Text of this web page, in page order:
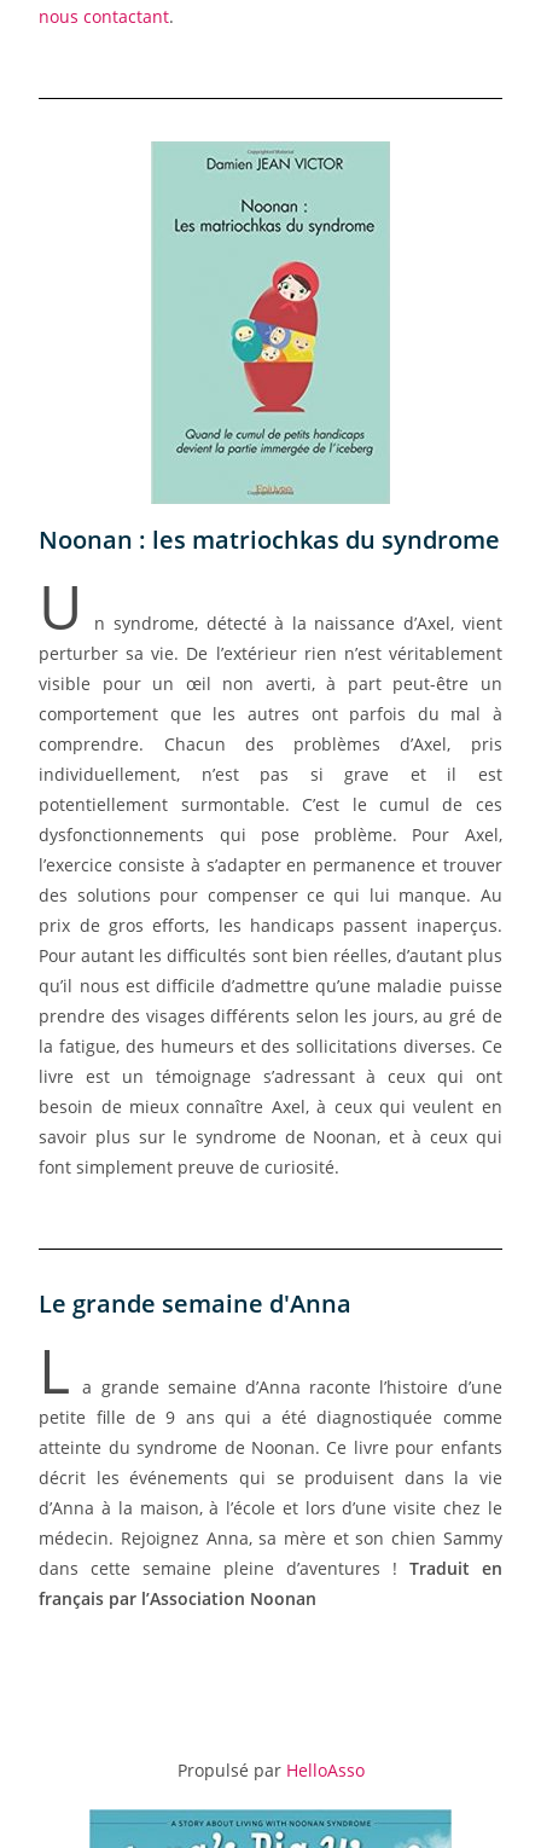
nous contactant.
Noonan : les matriochkas du syndrome
U
n syndrome, détecté à la naissance d’Axel, vient
perturber sa vie. De l’extérieur rien n’est véritablement
visible pour un œil non averti, à part peut-être un
comportement que les autres ont parfois du mal à
comprendre. Chacun des problèmes d’Axel, pris
individuellement, n’est pas si grave et il est
potentiellement surmontable. C’est le cumul de ces
dysfonctionnements qui pose problème. Pour Axel,
l’exercice consiste à s’adapter en permanence et trouver
des solutions pour compenser ce qui lui manque. Au
prix de gros efforts, les handicaps passent inaperçus.
Pour autant les difficultés sont bien réelles, d’autant plus
qu’il nous est difficile d’admettre qu’une maladie puisse
prendre des visages différents selon les jours, au gré de
la fatigue, des humeurs et des sollicitations diverses. Ce
livre est un témoignage s’adressant à ceux qui ont
besoin de mieux connaître Axel, à ceux qui veulent en
savoir plus sur le syndrome de Noonan, et à ceux qui
font simplement preuve de curiosité.
Le grande semaine d'Anna
L
a grande semaine d’Anna raconte l’histoire d’une
petite fille de 9 ans qui a été diagnostiquée comme
atteinte du syndrome de Noonan. Ce livre pour enfants
décrit les événements qui se produisent dans la vie
d’Anna à la maison, à l’école et lors d’une visite chez le
médecin. Rejoignez Anna, sa mère et son chien Sammy
dans cette semaine pleine d’aventures ! Traduit en
français par l’Association Noonan
Propulsé par HelloAsso